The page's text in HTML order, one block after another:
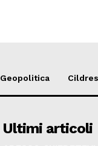
Geopolitica
Ultimi articoli